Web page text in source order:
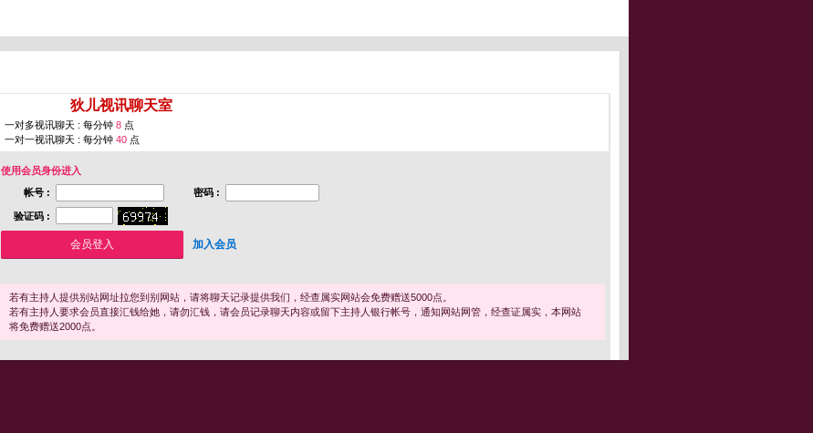
狄儿视讯聊天室
一对多视讯聊天 : 每分钟 8 点
一对一视讯聊天 : 每分钟 40 点
使用会员身份进入
帐号 :
密码 :
验证码 :
加入会员
若有主持人提供别站网址拉您到别网站，请将聊天记录提供我们，经查属实网站会免费赠送5000点。
若有主持人要求会员直接汇钱给她，请勿汇钱，请会员记录聊天内容或留下主持人银行帐号，通知网站网管，经查证属实，本网站
将免费赠送2000点。